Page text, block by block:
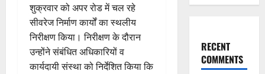
शुक्रवार को अपर रोड में चल रहे
सीवरेज निर्माण कार्यों का स्थलीय
निरीक्षण किया। निरीक्षण के दौरान
उन्होंने संबंधित अधिकारियों व
कार्यदायी संस्था को निर्देशित किया कि
RECENT
COMMENTS